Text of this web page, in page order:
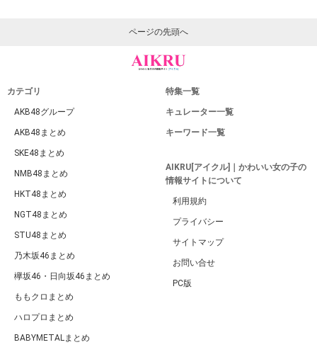
ページの先頭へ
カテゴリ
AKB48グループ
AKB48まとめ
SKE48まとめ
NMB48まとめ
HKT48まとめ
NGT48まとめ
STU48まとめ
乃木坂46まとめ
欅坂46・日向坂46まとめ
ももクロまとめ
ハロプロまとめ
BABYMETALまとめ
特集一覧
キュレーター一覧
キーワード一覧
AIKRU[アイクル]｜かわいい女の子の
情報サイトについて
利用規約
プライバシー
サイトマップ
お問い合せ
PC版